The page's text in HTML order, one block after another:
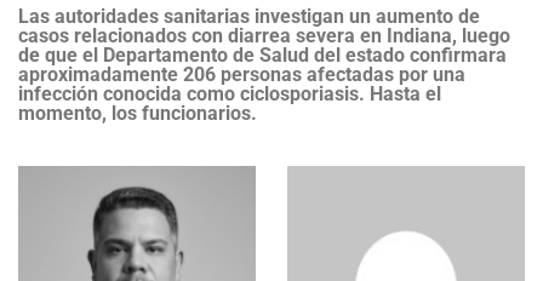
Las autoridades sanitarias investigan un aumento de
casos relacionados con diarrea severa en Indiana, luego
de que el Departamento de Salud del estado confirmara
aproximadamente 206 personas afectadas por una
infección conocida como ciclosporiasis. Hasta el
momento, los funcionarios.